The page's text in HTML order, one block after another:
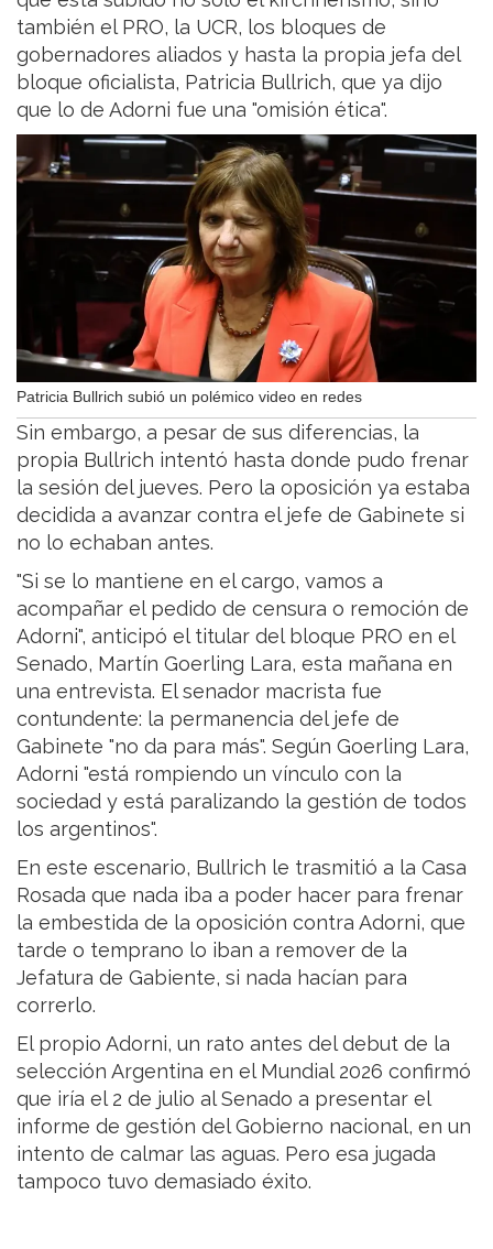
también el PRO, la UCR, los bloques de
gobernadores aliados y hasta la propia jefa del
bloque oficialista, Patricia Bullrich, que ya dijo
que lo de Adorni fue una "omisión ética".
Patricia Bullrich subió un polémico video en redes
Sin embargo, a pesar de sus diferencias, la
propia Bullrich intentó hasta donde pudo frenar
la sesión del jueves. Pero la oposición ya estaba
decidida a avanzar contra el jefe de Gabinete si
no lo echaban antes.
"Si se lo mantiene en el cargo, vamos a
acompañar el pedido de censura o remoción de
Adorni", anticipó el titular del bloque PRO en el
Senado, Martín Goerling Lara, esta mañana en
una entrevista. El senador macrista fue
contundente: la permanencia del jefe de
Gabinete "no da para más". Según Goerling Lara,
Adorni "está rompiendo un vínculo con la
sociedad y está paralizando la gestión de todos
los argentinos".
En este escenario, Bullrich le trasmitió a la Casa
Rosada que nada iba a poder hacer para frenar
la embestida de la oposición contra Adorni, que
tarde o temprano lo iban a remover de la
Jefatura de Gabiente, si nada hacían para
correrlo.
El propio Adorni, un rato antes del debut de la
selección Argentina en el Mundial 2026 confirmó
que iría el 2 de julio al Senado a presentar el
informe de gestión del Gobierno nacional, en un
intento de calmar las aguas. Pero esa jugada
tampoco tuvo demasiado éxito.